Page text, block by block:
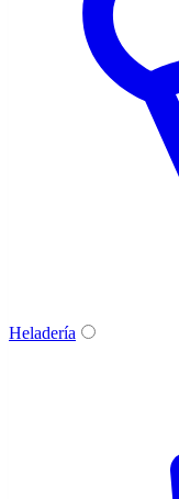
Heladería